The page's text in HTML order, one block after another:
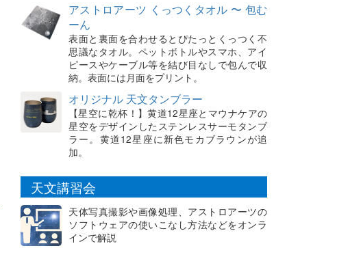
アストロアーツ くっつくタオル 〜 包む
ーん
表面と裏面を合わせるとぴたっとくっつく不
思議なタオル。ペットボトルやスマホ、アイ
ピースやケーブル等を結び目なしで包んで収
納。表面には月面をプリント。
オリジナル 天文タンブラー
【星空に乾杯！】黄道12星座とマウナケアの
星空をデザインしたステンレスサーモタンブ
ラー。黄道12星座に新色モカブラウンが追
加。
天文講習会
天体写真撮影や画像処理、アストロアーツの
ソフトウェアの使いこなし方法などをオンラ
インで解説